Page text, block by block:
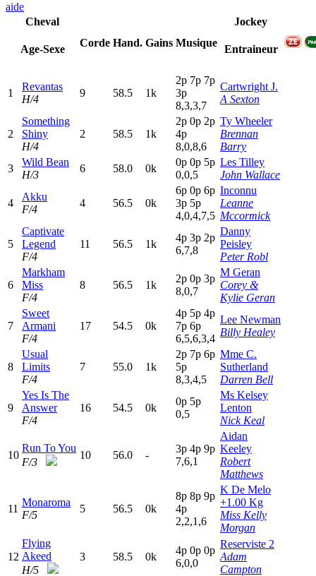
aide
Cheval
Age-Sexe
Corde Hand. Gains Musique
Jockey
Entraineur
1
Revantas
H/4
9 58.5 1k
2p 7p 7p
3p
8,3,3,7
Cartwright J.
A Sexton
2
Something
Shiny
H/4
2 58.5 1k
2p 0p 2p
4p
8,0,8,6
Ty Wheeler
Brennan
Barry
3
Wild Bean
H/3
6 58.0 0k
0p 0p 5p
0,0,5
Les Tilley
John Wallace
4
Akku
F/4
4 56.5 0k
6p 0p 6p
3p 5p
4,0,4,7,5
Inconnu
Leanne
Mccormick
5
Captivate
Legend
F/4
11 56.5 1k
4p 3p 2p
6,7,8
Danny
Peisley
Peter Robl
6
Markham
Miss
F/4
8 56.5 1k
2p 0p 3p
8,0,7
M Geran
Corey &
Kylie Geran
7
Sweet
Armani
F/4
17 54.5 0k
4p 5p 4p
7p 6p
6,5,6,3,4
Lee Newman
Billy Healey
8
Usual
Limits
F/4
7 55.0 1k
2p 7p 6p
5p
8,3,4,5
Mme C.
Sutherland
Darren Bell
9
Yes Is The
Answer
F/4
16 54.5 0k
0p 5p
0,5
Ms Kelsey
Lenton
Nick Keal
10
Run To You
F/3
10 56.0 -
3p 4p 9p
7,6,1
Aidan
Keeley
Robert
Matthews
11
Monaroma
F/5
5 56.5 0k
8p 8p 9p
4p
2,2,1,6
K De Melo
+1.00 Kg
Miss Kelly
Morgan
12
Flying
Akeed
H/5
3 58.5 0k
4p 0p 0p
6,0,0
Reserviste 2
Adam
Campton